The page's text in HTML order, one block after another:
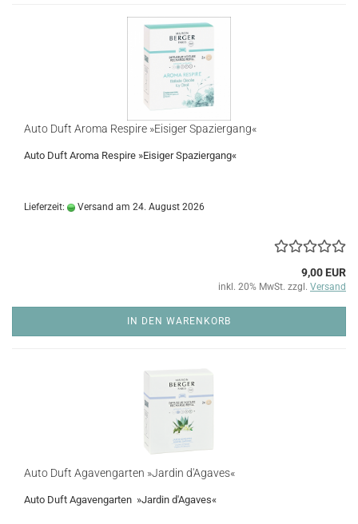
Auto Duft Aroma Respire »Eisiger Spaziergang«
Auto Duft Aroma Respire »Eisiger Spaziergang«
Lieferzeit: Versand am 24. August 2026
9,00 EUR
inkl. 20% MwSt. zzgl. Versand
IN DEN WARENKORB
Auto Duft Agavengarten »Jardin d'Agaves«
Auto Duft Agavengarten »Jardin d'Agaves«